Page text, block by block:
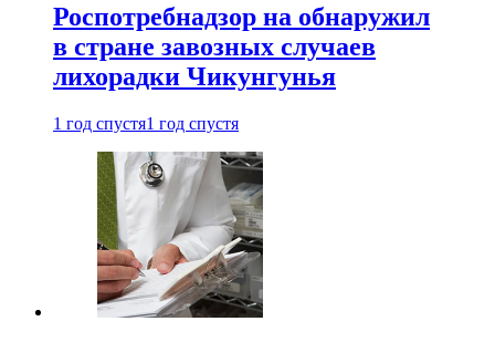
Роспотребнадзор на обнаружил
в стране завозных случаев
лихорадки Чикунгунья
1 год спустя1 год спустя